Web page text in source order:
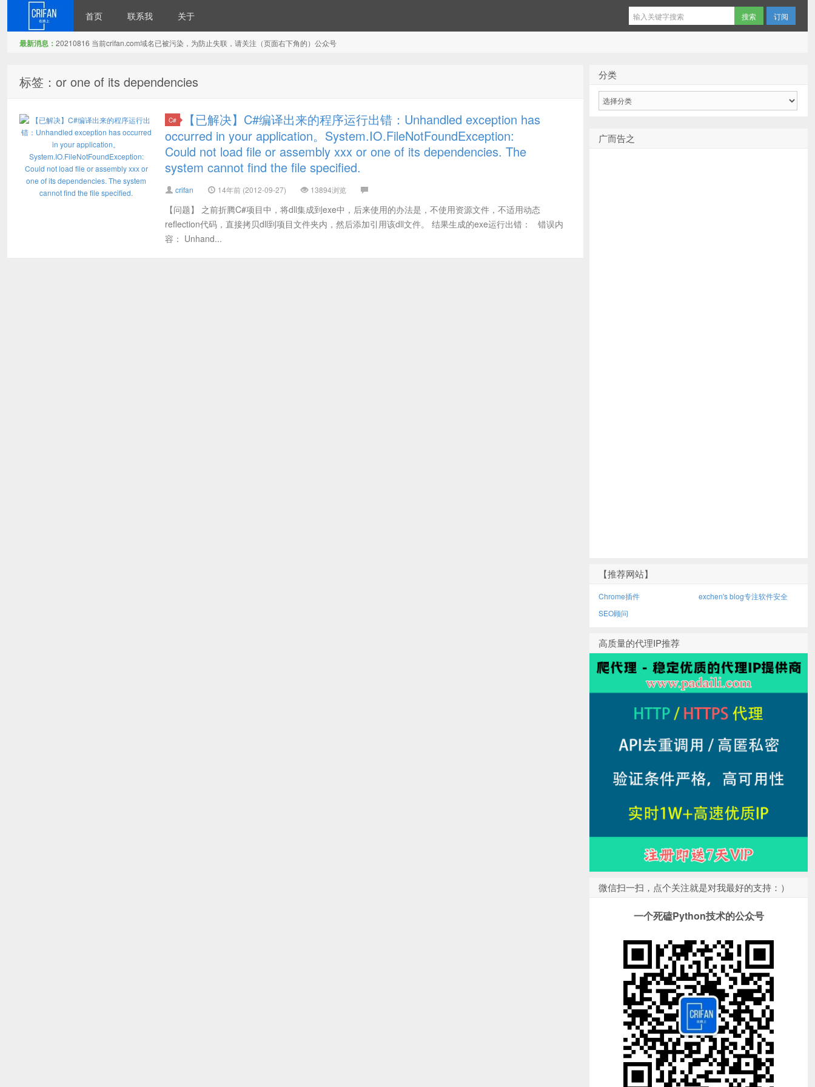
首页 联系我 关于 订阅
最新消息： 20210816 当前crifan.com域名已被污染，为防止失联，请关注（页面右下角的）公众号
标签：or one of its dependencies
C#
【已解决】C#编译出来的程序运行出错：Unhandled exception has
occurred in your application。System.IO.FileNotFoundException:
Could not load file or assembly xxx or one of its dependencies. The
system cannot find the file specified.
crifan 14年前 (2012-09-27) 13894浏览
【问题】 之前折腾C#项目中，将dll集成到exe中，后来使用的办法是，不使用资源文件，不适用动态
reflection代码，直接拷贝dll到项目文件夹内，然后添加引用该dll文件。 结果生成的exe运行出错： 错误内
容： Unhand...
分类
广而告之
【推荐网站】
Chrome插件
exchen's blog专注软件安全
SEO顾问
高质量的代理IP推荐
微信扫一扫，点个关注就是对我最好的支持：）
一个死磕Python技术的公众号